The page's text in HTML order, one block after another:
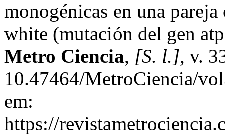
monogénicas en una
white (mutación del gen
Metro Ciencia, [S. l.], v.
10.47464/MetroCiencia/
em:
https://